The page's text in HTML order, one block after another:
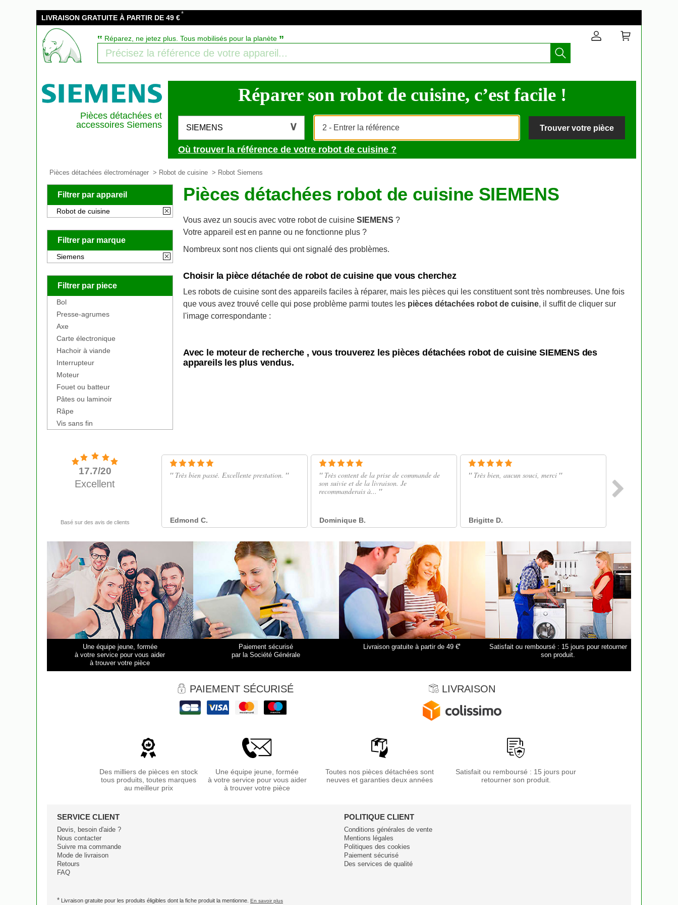
LIVRAISON GRATUITE À PARTIR DE 49 €*
‟ Réparez, ne jetez plus. Tous mobilisés pour la planète ”
Pièces détachées et
accessoires Siemens
Réparer son robot de cuisine, c’est facile !
SIEMENS Trouver votre pièce
Où trouver la référence de votre robot de cuisine ?
Pièces détachées électroménager > Robot de cuisine > Robot Siemens
Filtrer par appareil
Robot de cuisine
Filtrer par marque
Siemens
Filtrer par piece
Bol
Presse-agrumes
Axe
Carte électronique
Hachoir à viande
Interrupteur
Moteur
Fouet ou batteur
Pâtes ou laminoir
Râpe
Vis sans fin
Pièces détachées robot de cuisine SIEMENS
Vous avez un soucis avec votre robot de cuisine SIEMENS ?
Votre appareil est en panne ou ne fonctionne plus ?
Nombreux sont nos clients qui ont signalé des problèmes.
Choisir la pièce détachée de robot de cuisine que vous cherchez
Les robots de cuisine sont des appareils faciles à réparer, mais les pièces qui les constituent sont très nombreuses. Une fois
que vous avez trouvé celle qui pose problème parmi toutes les pièces détachées robot de cuisine, il suffit de cliquer sur
l'image correspondante :
Avec le moteur de recherche , vous trouverez les pièces détachées robot de cuisine SIEMENS des
appareils les plus vendus.
Une équipe jeune, formée
à votre service pour vous aider
à trouver votre pièce
Paiement sécurisé
par la Société Générale
Livraison gratuite à partir de 49 €*
Satisfait ou remboursé : 15 jours pour retourner
son produit.
PAIEMENT SÉCURISÉ LIVRAISON
Des milliers de pièces en stock
tous produits, toutes marques
au meilleur prix
Une équipe jeune, formée
à votre service pour vous aider
à trouver votre pièce
Toutes nos pièces détachées sont
neuves et garanties deux années
Satisfait ou remboursé : 15 jours pour
retourner son produit.
SERVICE CLIENT
Devis, besoin d'aide ?
Nous contacter
Suivre ma commande
Mode de livraison
Retours
FAQ
POLITIQUE CLIENT
Conditions générales de vente
Mentions légales
Politiques des cookies
Paiement sécurisé
Des services de qualité
* Livraison gratuite pour les produits éligibles dont la fiche produit la mentionne. En savoir plus